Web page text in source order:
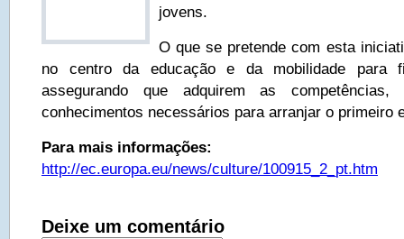
jovens.
O que se pretende com esta
no centro da educação e da mobilidade para
assegurando que adquirem as
conhecimentos necessários para arranjar o primeiro
Para mais informações:
http://ec.europa.eu/news/culture/100915_2_pt.htm
Deixe um comentário